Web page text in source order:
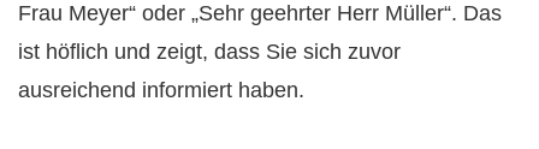
Frau Meyer“ oder „Sehr geehrter Herr Müller“. Das
ist höflich und zeigt, dass Sie sich zuvor
ausreichend informiert haben.